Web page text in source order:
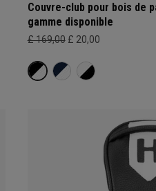
Couvre-club pour bois de
gamme disponible
£ 169,00 £ 20,00